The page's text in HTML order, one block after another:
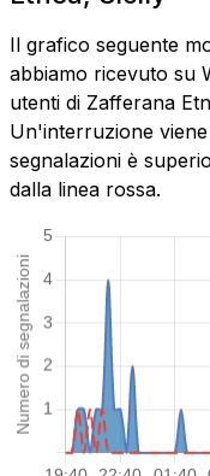
Il grafico seguente
abbiamo ricevuto su
utenti di Zafferana
Un'interruzione
segnalazioni è
dalla linea rossa.